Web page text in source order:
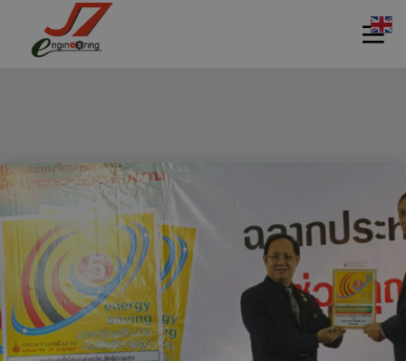
11
กรกฎาคม
2017
รอบรั้ว ข่าว
ดึกกับ
เทคโนโลยี
ประหยัด
พลังงาน
11
กรกฎาคม
2017
รักษ์โลกกับ
ฉลากเบอร์ 5
11
กรกฎาคม
2017
HEAT PUMP
นวัตกรรม
รักษ์โลก
11
กรกฎาคม
11
กรกฎาคม